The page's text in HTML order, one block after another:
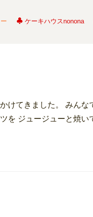
ケーキハウスnonona
けてきました。 みんな
を ジュージューと焼い